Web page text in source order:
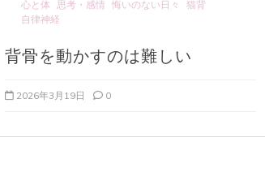
心と体
思考・感情 悔いのない日々
猫背
自律神経
背骨を動かすのは難しい
2026年3月19日 0